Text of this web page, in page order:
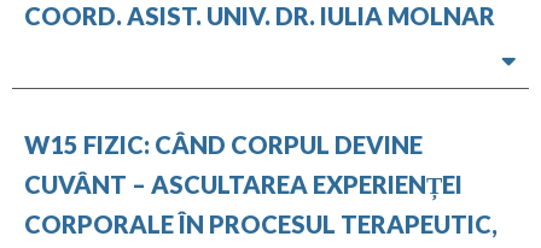
COORD. ASIST. UNIV. DR. IULIA MOLNAR
W15 FIZIC: CÂND CORPUL DEVINE
CUVÂNT – ASCULTAREA EXPERIENȚEI
CORPORALE ÎN PROCESUL TERAPEUTIC,